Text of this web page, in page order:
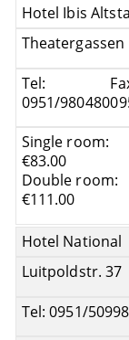
Hotel Ibis
Theatergassen
Tel:
0951/980480
Single room:
€83.00
Double room:
€111.00
Hotel National
Luitpoldstr. 37
Tel: 0951/